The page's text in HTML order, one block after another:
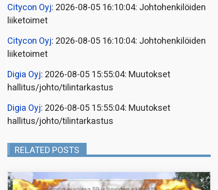
Citycon Oyj: 2026-08-05 16:10:04: Johtohenkilöiden
liiketoimet
Citycon Oyj: 2026-08-05 16:10:04: Johtohenkilöiden
liiketoimet
Digia Oyj: 2026-08-05 15:55:04: Muutokset
hallitus/johto/tilintarkastus
Digia Oyj: 2026-08-05 15:55:04: Muutokset
hallitus/johto/tilintarkastus
RELATED POSTS